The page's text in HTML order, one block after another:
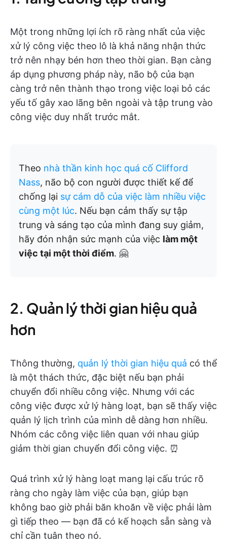
Một trong những lợi ích rõ ràng nhất của việc
xử lý công việc theo lô là khả năng nhận thức
trở nên nhạy bén hơn theo thời gian. Bạn càng
áp dụng phương pháp này, não bộ của bạn
càng trở nên thành thạo trong việc loại bỏ các
yếu tố gây xao lãng bên ngoài và tập trung vào
công việc duy nhất trước mắt.
Theo nhà thần kinh học quá cố Clifford
Nass, não bộ con người được thiết kế để
chống lại sự cám dỗ của việc làm nhiều việc
cùng một lúc. Nếu bạn cảm thấy sự tập
trung và sáng tạo của mình đang suy giảm,
hãy đón nhận sức mạnh của việc làm một
việc tại một thời điểm. 🤗
2. Quản lý thời gian hiệu quả
hơn
Thông thường, quản lý thời gian hiệu quả có thể
là một thách thức, đặc biệt nếu bạn phải
chuyển đổi nhiều công việc. Nhưng với các
công việc được xử lý hàng loạt, bạn sẽ thấy việc
quản lý lịch trình của mình dễ dàng hơn nhiều.
Nhóm các công việc liên quan với nhau giúp
giảm thời gian chuyển đổi công việc. ⏰
Quá trình xử lý hàng loạt mang lại cấu trúc rõ
ràng cho ngày làm việc của bạn, giúp bạn
không bao giờ phải băn khoăn về việc phải làm
gì tiếp theo — bạn đã có kế hoạch sẵn sàng và
chỉ cần tuân theo nó.